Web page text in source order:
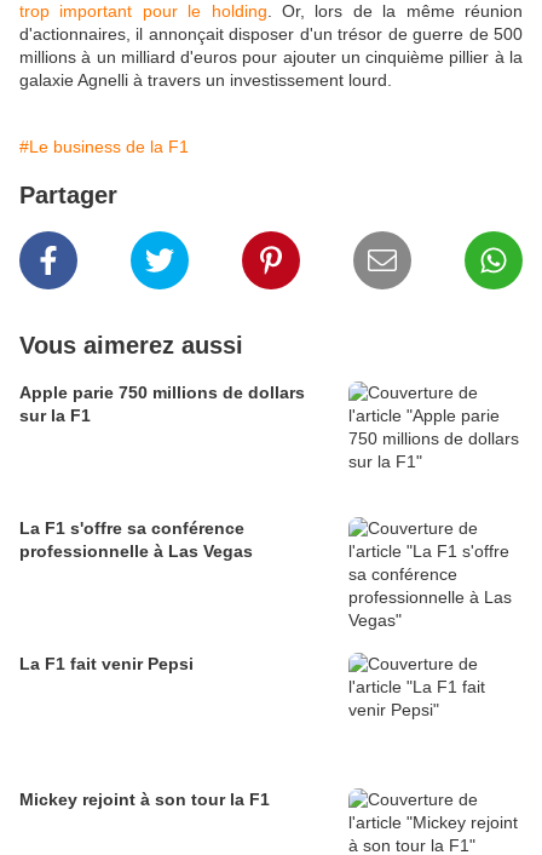
trop important pour le holding . Or, lors de la même réunion
d'actionnaires, il annonçait disposer d'un trésor de guerre de 500
millions à un milliard d'euros pour ajouter un cinquième pillier à la
galaxie Agnelli à travers un investissement lourd.
#Le business de la F1
Partager
Vous aimerez aussi
Apple parie 750 millions de dollars
sur la F1
La F1 s'offre sa conférence
professionnelle à Las Vegas
La F1 fait venir Pepsi
Mickey rejoint à son tour la F1